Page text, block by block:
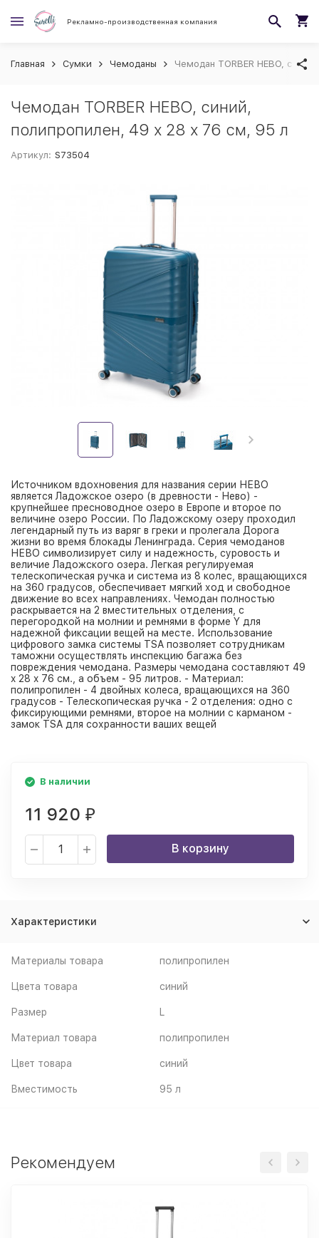
Рекламно-производственная компания
Главная Сумки Чемоданы Чемодан TORBER НЕВО,
Чемодан TORBER НЕВО, синий,
полипропилен, 49 х 28 х 76 см, 95 л
Артикул: S73504
Источником вдохновения для названия серии НЕВО
является Ладожское озеро (в древности - Нево) -
крупнейшее пресноводное озеро в Европе и второе по
величине озеро России. По Ладожскому озеру проходил
легендарный путь из варяг в греки и пролегала Дорога
жизни во время блокады Ленинграда. Серия чемоданов
НЕВО символизирует силу и надежность, суровость и
величие Ладожского озера. Легкая регулируемая
телескопическая ручка и система из 8 колес, вращающихся
на 360 градусов, обеспечивает мягкий ход и свободное
движение во всех направлениях. Чемодан полностью
раскрывается на 2 вместительных отделения, с
перегородкой на молнии и ремнями в форме Y для
надежной фиксации вещей на месте. Использование
цифрового замка системы TSA позволяет сотрудникам
таможни осуществлять инспекцию багажа без
повреждения чемодана. Размеры чемодана составляют 49
x 28 x 76 см., а объем - 95 литров. - Материал:
полипропилен - 4 двойных колеса, вращающихся на 360
градусов - Телескопическая ручка - 2 отделения: одно с
фиксирующими ремнями, второе на молнии с карманом -
замок TSA для сохранности ваших вещей
В наличии
11 920 ₽
В корзину
Характеристики
Материалы товара полипропилен
Цвета товара синий
Размер L
Материал товара полипропилен
Цвет товара синий
Вместимость 95 л
Рекомендуем